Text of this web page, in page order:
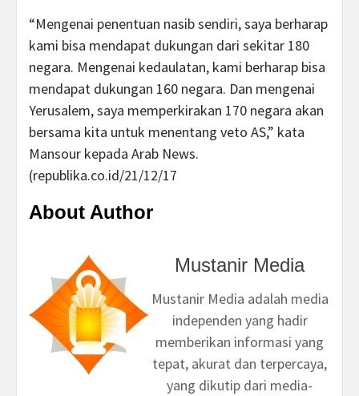
“Mengenai penentuan nasib sendiri, saya berharap
kami bisa mendapat dukungan dari sekitar 180
negara. Mengenai kedaulatan, kami berharap bisa
mendapat dukungan 160 negara. Dan mengenai
Yerusalem, saya memperkirakan 170 negara akan
bersama kita untuk menentang veto AS,” kata
Mansour kepada Arab News.
(republika.co.id/21/12/17
About Author
Mustanir Media
Mustanir Media adalah media
independen yang hadir
memberikan informasi yang
tepat, akurat dan terpercaya,
yang dikutip dari media-